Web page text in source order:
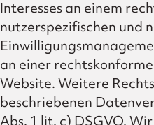
Interesses an einem
nutzerspezifischen und
an einer
Website. Weitere
beschriebenen
Abs. 1 lit. c) DSGVO.